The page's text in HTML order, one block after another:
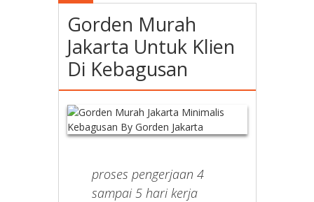
Gorden Murah
Jakarta Untuk Klien
Di Kebagusan
proses pengerjaan 4
sampai 5 hari kerja